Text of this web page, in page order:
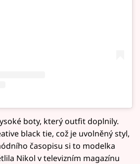
boty, který outfit doplnily.
black tie, což je uvolněný styl,
časopisu si to modelka
Nikol v televizním magazínu